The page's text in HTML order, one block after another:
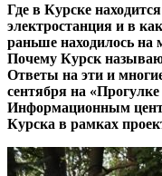
Где в Курске
электростанция и в
раньше находилось на
Почему Курск
Ответы на эти и
сентября на
Информационным
Курска в рамках